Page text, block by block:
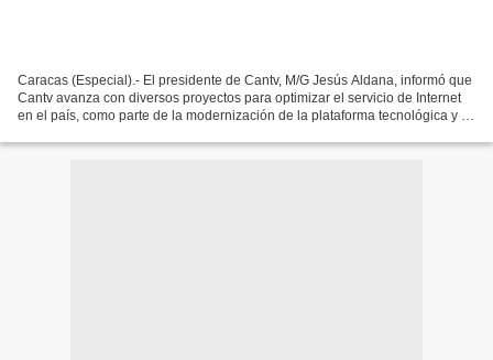
Caracas (Especial).- El presidente de Cantv, M/G Jesús Aldana, informó que
Cantv avanza con diversos proyectos para optimizar el servicio de Internet
en el país, como parte de la modernización de la plataforma tecnológica y la